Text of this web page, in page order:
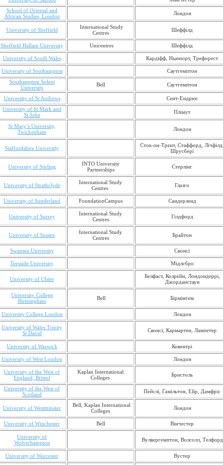
School of Oriental and
African Studies, London
Лондон
University of Sheffield
International Study
Centres
Шеффілд
Sheffield Hallam University Unicentres Шеффілд
University of South Wales Кардіфф, Ньюпорт, Трефорест
University of Southampton
Саутгемптон
Southampton Solent
University
Bell Саутгемптон
University of St Andrews
Сент-Ендрюс
University of St Mark and
St John
Плімут
St Mary’s University,
Twickenham
Лондон
Staffordshire University
Сток-он-Трент, Стаффорд,
Шрусбері
University of Stirling
INTO University
Partnerships
Стерлінг
University of Strathclyde
International Study
Centres
Глазго
University of Sunderland FoundationCampus Сандерленд
University of Surrey
International Study
Centres
Гілдфорд
University of Sussex
International Study
Centres
Брайтон
Swansea University Свонсі
Teesside University Мідлсбро
University of Ulster
Белфаст, Колрейн, Лондондеррі,
Джорданстаун
University College
Birmingham
Bell Бірмінгем
University College London Лондон
University of Wales Trinity
St David
Свонсі, Кармартен, Лампетер
University of Warwick Ковентрі
University of West London Лондон
University of the West of
England, Bristol
Kaplan International
Colleges
Бристоль
University of the West of
Scotland
Пейслі, Гамільтон, Ейр, Дамфріс
University of Westminster
Bell, Kaplan International
Colleges
Лондон
University of Winchester Bell Вінчестер
University of
Wolverhampton
Вулвергемптон, Волсолл, Телфорд
University of Worcester Вустер